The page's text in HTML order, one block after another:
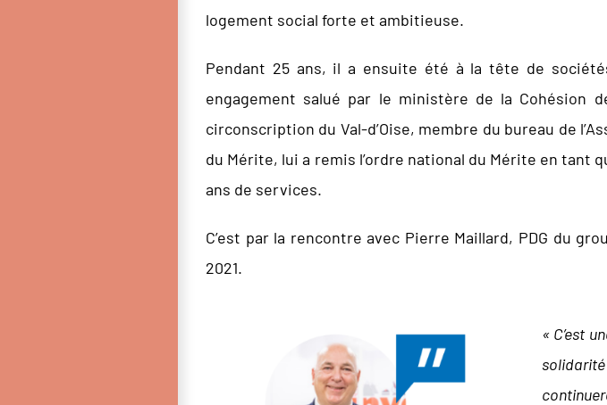
logement social forte et ambitieuse.
Pendant 25 ans, il a ensuite été à la tête de
engagement salué par le ministère de la Cohésion
circonscription du Val-d’Oise, membre du bureau de
du Mérite, lui a remis l’ordre national du Mérite en tant
ans de services.
C’est par la rencontre avec Pierre Maillard, PDG du
2021.
« C’est